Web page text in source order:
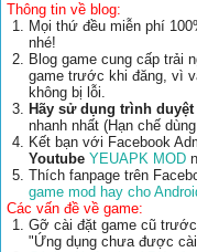
Thông tin về blog:
Mọi thứ đều miễn phí
nhé!
Blog game cung cấp trải
game trước khi đăng, vì
không bị lỗi.
Hãy sử dụng trình
nhanh nhất (Hạn chế
Kết bạn với Facebook
Youtube YEUAPK MOD
Thích fanpage trên
game mod hay cho
Các vấn đề về game:
Gỡ cài đặt game cũ
"Ứng dụng chưa được